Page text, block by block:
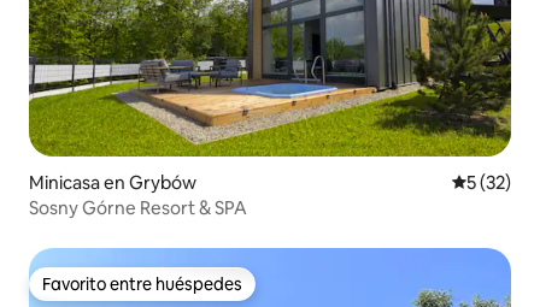
Minicasa en Grybów
5 (32)
Sosny Górne Resort & SPA
Favorito entre huéspedes
Favorito entre huéspedes